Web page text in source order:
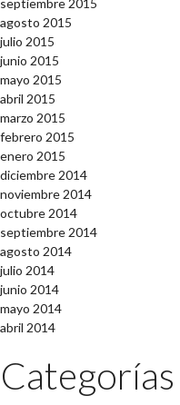
septiembre 2015
agosto 2015
julio 2015
junio 2015
mayo 2015
abril 2015
marzo 2015
febrero 2015
enero 2015
diciembre 2014
noviembre 2014
octubre 2014
septiembre 2014
agosto 2014
julio 2014
junio 2014
mayo 2014
abril 2014
Categorías